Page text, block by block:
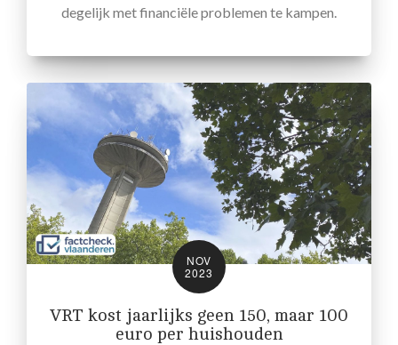
degelijk met financiële problemen te kampen.
NOV
2023
VRT kost jaarlijks geen 150, maar 100
euro per huishouden